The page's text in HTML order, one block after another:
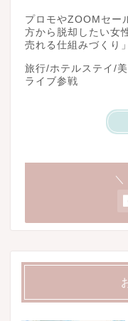
プロモやZOOMセー
方から脱却したい女
売れる仕組みづくり
旅行/ホテルステイ/
ライブ参戦